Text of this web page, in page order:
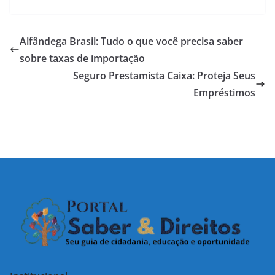
Alfândega Brasil: Tudo o que você precisa saber
sobre taxas de importação
Seguro Prestamista Caixa: Proteja Seus
Empréstimos